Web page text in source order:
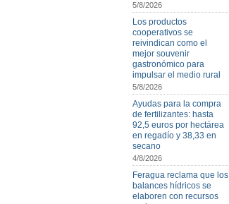
5/8/2026
Los productos
cooperativos se
reivindican como el
mejor souvenir
gastronómico para
impulsar el medio rural
5/8/2026
Ayudas para la compra
de fertilizantes: hasta
92,5 euros por hectárea
en regadío y 38,33 en
secano
4/8/2026
Feragua reclama que los
balances hídricos se
elaboren con recursos